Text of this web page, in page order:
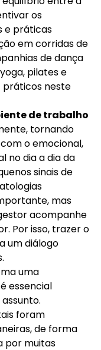
os
e práticas
em corridas de
de dança
pilates e
práticos neste
de trabalho
tornando
o emocional,
no dia a dia da
sinais de
mas
acompanhe
Por isso, trazer o
um diálogo
uma
essencial
foram
de forma
por muitas